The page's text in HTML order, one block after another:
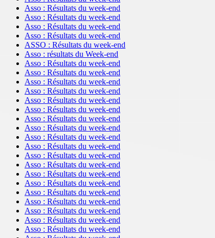
Asso : Résultats du week-end
Asso : Résultats du week-end
Asso : Résultats du week-end
Asso : Résultats du week-end
ASSO : Résultats du week-end
Asso : résultats du Week-end
Asso : Résultats du week-end
Asso : Résultats du week-end
Asso : Résultats du week-end
Asso : Résultats du week-end
Asso : Résultats du week-end
Asso : Résultats du week-end
Asso : Résultats du week-end
Asso : Résultats du week-end
Asso : Résultats du week-end
Asso : Résultats du week-end
Asso : Résultats du week-end
Asso : Résultats du week-end
Asso : Résultats du week-end
Asso : Résultats du week-end
Asso : Résultats du week-end
Asso : Résultats du week-end
Asso : Résultats du week-end
Asso : Résultats du week-end
Asso : Résultats du week-end